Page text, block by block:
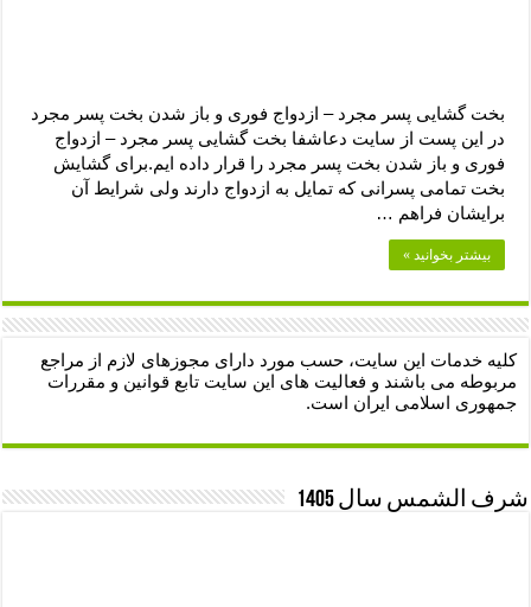
بخت گشایی پسر مجرد – ازدواج فوری و باز شدن بخت پسر مجرد
در این پست از سایت دعاشفا بخت گشایی پسر مجرد – ازدواج
فوری و باز شدن بخت پسر مجرد را قرار داده ایم.برای گشایش
بخت تمامی پسرانی که تمایل به ازدواج دارند ولی شرایط آن
برایشان فراهم …
بیشتر بخوانید »
کلیه خدمات این سایت، حسب مورد دارای مجوزهای لازم از مراجع
مربوطه می باشند و فعالیت های این سایت تابع قوانین و مقررات
جمهوری اسلامی ایران است.
شرف الشمس سال 1405